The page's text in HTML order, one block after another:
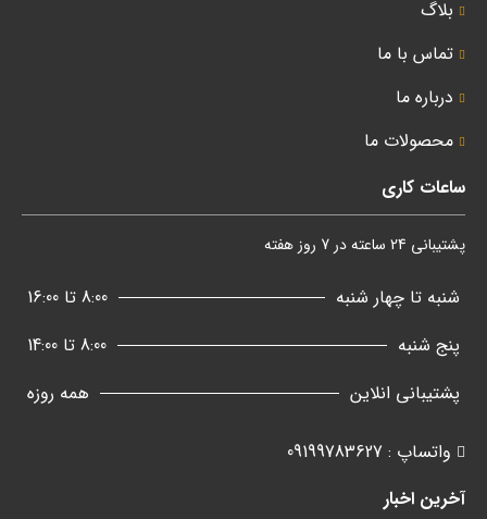
بلاگ
تماس با ما
درباره ما
محصولات ما
ساعات کاری
پشتیبانی 24 ساعته در 7 روز هفته
شنبه تا چهار شنبه
8:00 تا 16:00
پنج شنبه
8:00 تا 14:00
پشتیبانی انلاین
همه روزه
واتساپ : 09199783627
آخرین اخبار